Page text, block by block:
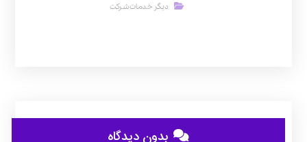
دیگر خدمات شرکت
بدون دیدگاه